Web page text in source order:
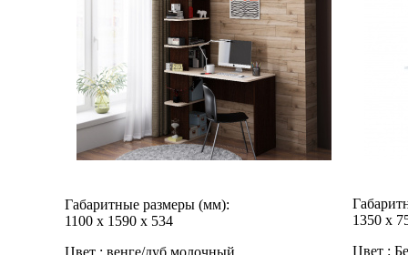
Габаритные размеры (мм):
1100 х 1590 х 534
Цвет : венге/дуб молочный
1350 х
Цвет :